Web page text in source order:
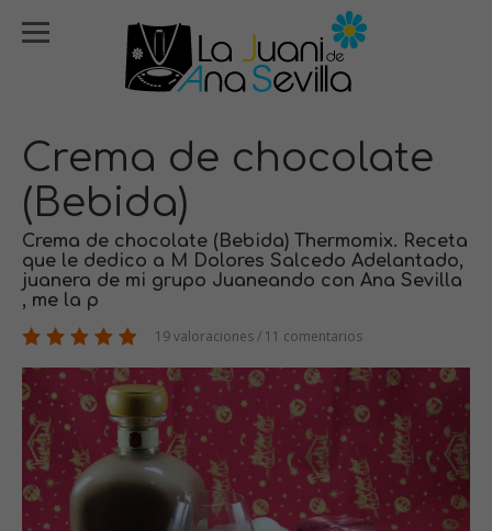
Crema de chocolate
(Bebida)
Crema de chocolate (Bebida) Thermomix. Receta
que le dedico a M Dolores Salcedo Adelantado,
juanera de mi grupo Juaneando con Ana Sevilla
, me la p
19 valoraciones / 11 comentarios